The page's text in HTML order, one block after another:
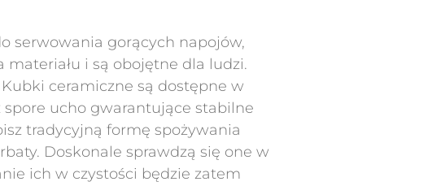
serwowania gorących napojów,
i są obojętne dla ludzi.
ceramiczne są dostępne w
spore ucho gwarantujące stabilne
tradycyjną formę spożywania
Doskonale sprawdzą się one w
ich w czystości będzie zatem